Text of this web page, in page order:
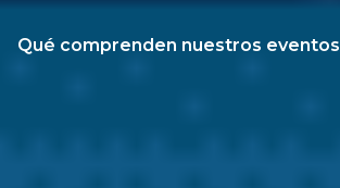
Qué comprenden nuestros eventos